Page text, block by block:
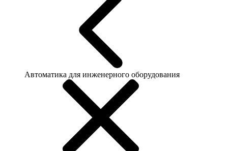
Автоматика для инженерного оборудования